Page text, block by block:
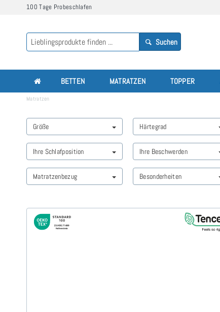
100 Tage Probeschlafen
Suchen
BETTEN MATRATZEN TOPPER
Matratzen
Größe Härtegrad
Ihre Schlafposition Ihre Beschwerden
Matratzenbezug Besonderheiten